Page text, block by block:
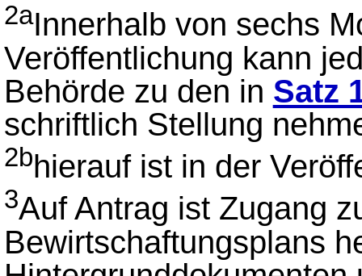
2aInnerhalb von sechs
Veröffentlichung kann
Behörde zu den in Satz
schriftlich Stellung
2bhierauf ist in der
3Auf Antrag ist Zugang
Bewirtschaftungsplans